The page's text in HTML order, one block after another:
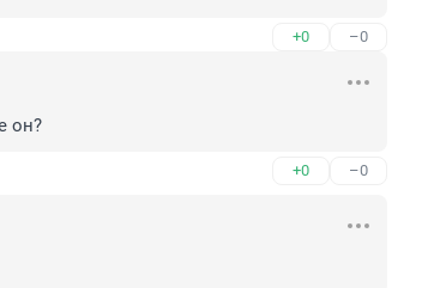
+0 –0
он?
+0 –0